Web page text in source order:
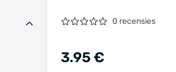
0 recensies
3.95 €